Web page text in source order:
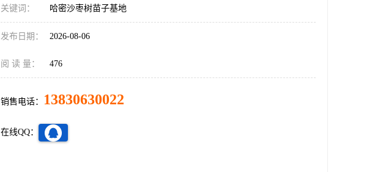
关键词： 哈密沙枣树苗子基地
发布日期： 2026-08-06
阅 读 量： 476
销售电话： 13830630022
在线QQ：